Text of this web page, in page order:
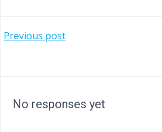
POST
Previous post
No responses yet